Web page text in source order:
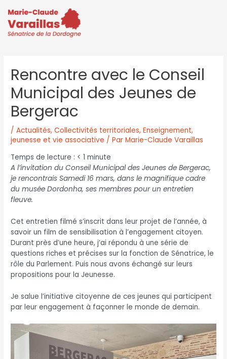
Rencontre avec le Conseil
Municipal des Jeunes de
Bergerac
/Actualités,Collectivités territoriales,Enseignement,
jeunesse et vie associative / ParMarie-Claude Varaillas
Temps de lecture : < 1 minute
A l’invitation du Conseil Municipal des Jeunes de Bergerac,
je rencontrais Samedi 16 mars, dans le magnifique cadre
du musée Dordonha, ses membres pour un entretien
fleuve.
Cet entretien filmé s’inscrit dans leur projet de l’année, à
savoir un film de sensibilisation à l’engagement citoyen.
Durant près d’une heure, j’ai répondu à une série de
questions riches et précises sur la fonction de Sénatrice, le
rôle du Parlement. Puis nous avons échangé sur leurs
propositions pour la Jeunesse.
Je salue l’initiative citoyenne de ces jeunes qui participent
par leur engagement à façonner le monde de demain.